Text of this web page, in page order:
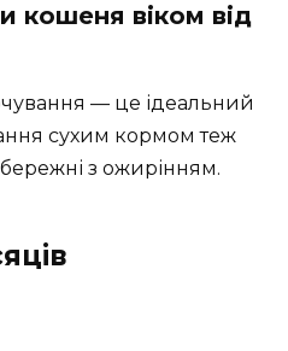
кошеня віком від
— це ідеальний
сухим кормом теж
з ожирінням.